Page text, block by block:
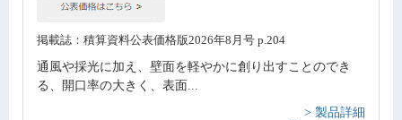
掲載誌：積算資料公表価格版2026年8月号 p.204
通風や採光に加え、壁面を軽やかに創り出すことのでき
る、開口率の大きく、表面...
> 製品詳細